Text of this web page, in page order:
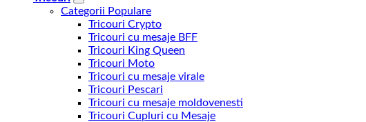
Categorii Populare
Tricouri Crypto
Tricouri cu mesaje BFF
Tricouri King Queen
Tricouri Moto
Tricouri cu mesaje virale
Tricouri Pescari
Tricouri cu mesaje moldovenesti
Tricouri Cupluri cu Mesaje